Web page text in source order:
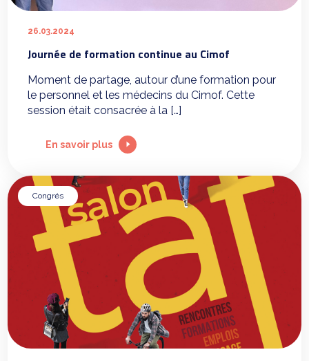
26.03.2024
Journée de formation continue au Cimof
Moment de partage, autour d’une formation pour
le personnel et les médecins du Cimof. Cette
session était consacrée à la […]
En savoir plus
Congrés